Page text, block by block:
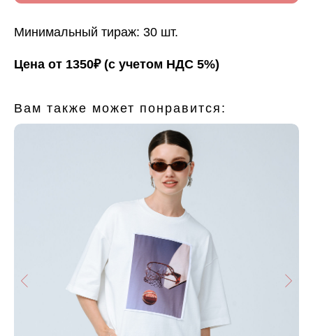
Минимальный тираж: 30 шт.
Цена от 1350₽ (с учетом НДС 5%)
Вам также может понравится: